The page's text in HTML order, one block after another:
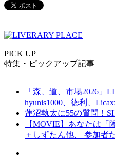
PICK UP
特集・ピックアップ記事
「森、道、市場2026
hyunis1000、徳利、
蓮沼執太に55の質問！
【MOVIE】あなたは「
＋しずたん他、 参加者